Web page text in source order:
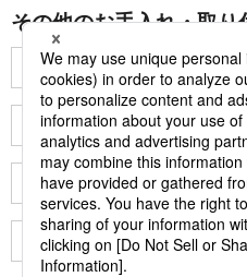
その他のお手入れ・取り
キッチン
洗面
内装・収納
住宅用警報機